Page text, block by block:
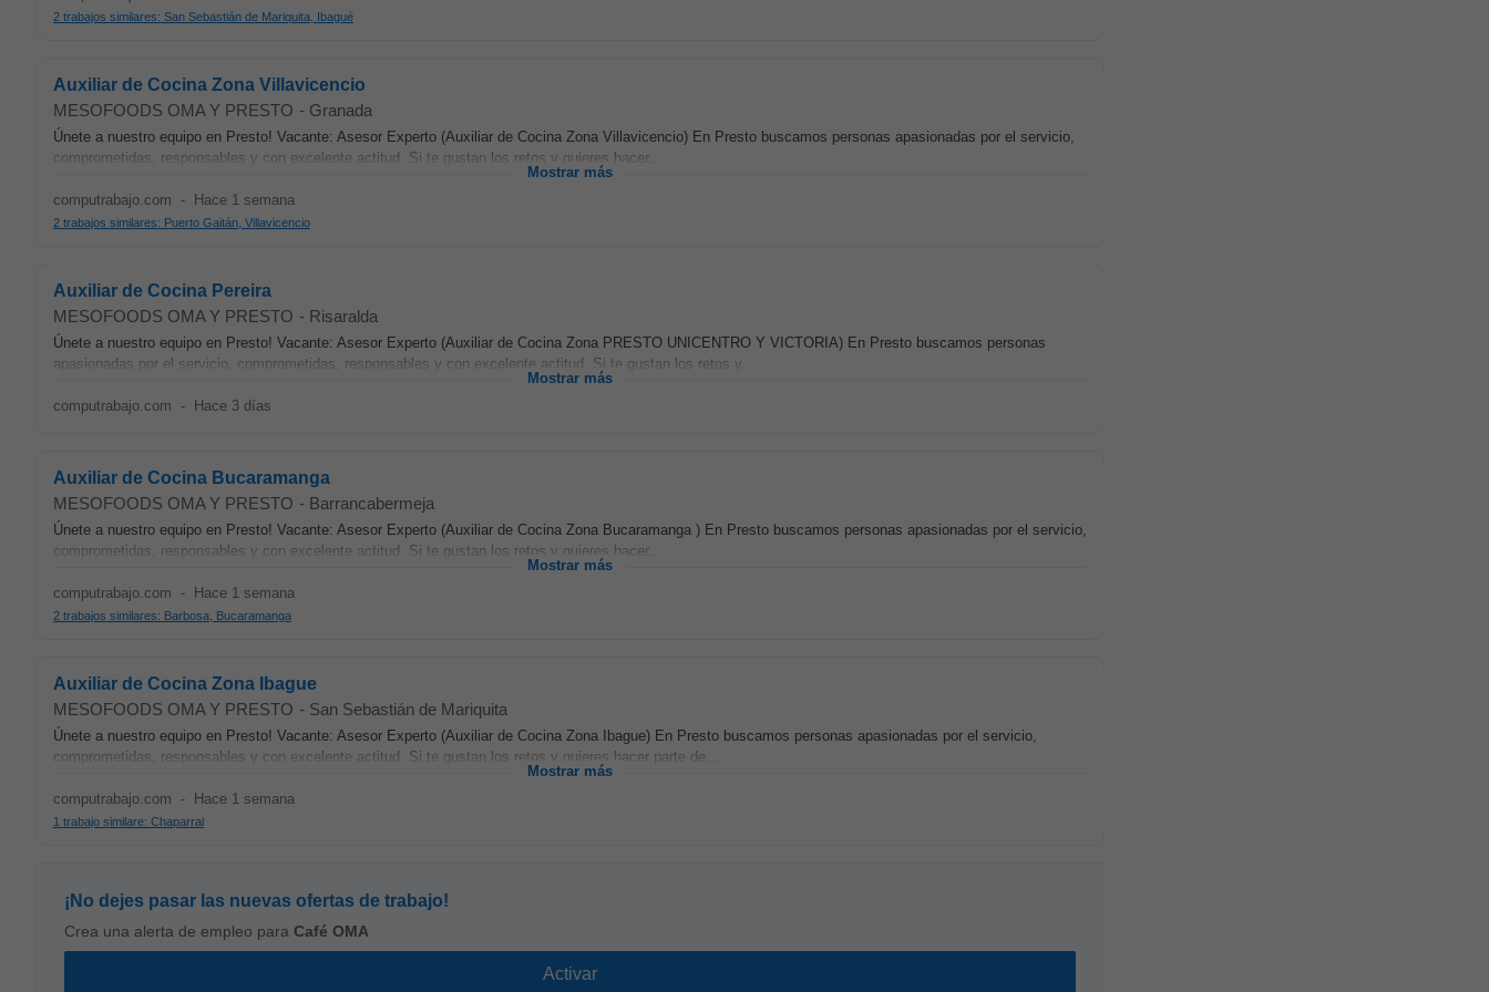
2 trabajos similares: San Sebastián de Mariquita, Ibagué
Auxiliar de Cocina Zona Villavicencio
MESOFOODS OMA Y PRESTO - Granada
Únete a nuestro equipo en Presto! Vacante: Asesor Experto (Auxiliar de Cocina Zona Villavicencio) En Presto buscamos personas apasionadas por el servicio,
comprometidas, responsables y con excelente actitud. Si te gustan los retos y quieres hacer...
Mostrar más
computrabajo.com - Hace 1 semana
2 trabajos similares: Puerto Gaitán, Villavicencio
Auxiliar de Cocina Pereira
MESOFOODS OMA Y PRESTO - Risaralda
Únete a nuestro equipo en Presto! Vacante: Asesor Experto (Auxiliar de Cocina Zona PRESTO UNICENTRO Y VICTORIA) En Presto buscamos personas
apasionadas por el servicio, comprometidas, responsables y con excelente actitud. Si te gustan los retos y...
Mostrar más
computrabajo.com - Hace 3 días
Auxiliar de Cocina Bucaramanga
MESOFOODS OMA Y PRESTO - Barrancabermeja
Únete a nuestro equipo en Presto! Vacante: Asesor Experto (Auxiliar de Cocina Zona Bucaramanga ) En Presto buscamos personas apasionadas por el servicio,
comprometidas, responsables y con excelente actitud. Si te gustan los retos y quieres hacer...
Mostrar más
computrabajo.com - Hace 1 semana
2 trabajos similares: Barbosa, Bucaramanga
Auxiliar de Cocina Zona Ibague
MESOFOODS OMA Y PRESTO - San Sebastián de Mariquita
Únete a nuestro equipo en Presto! Vacante: Asesor Experto (Auxiliar de Cocina Zona Ibague) En Presto buscamos personas apasionadas por el servicio,
comprometidas, responsables y con excelente actitud. Si te gustan los retos y quieres hacer parte de...
Mostrar más
computrabajo.com - Hace 1 semana
1 trabajo similare: Chaparral
¡No dejes pasar las nuevas ofertas de trabajo!
Crea una alerta de empleo para Café OMA